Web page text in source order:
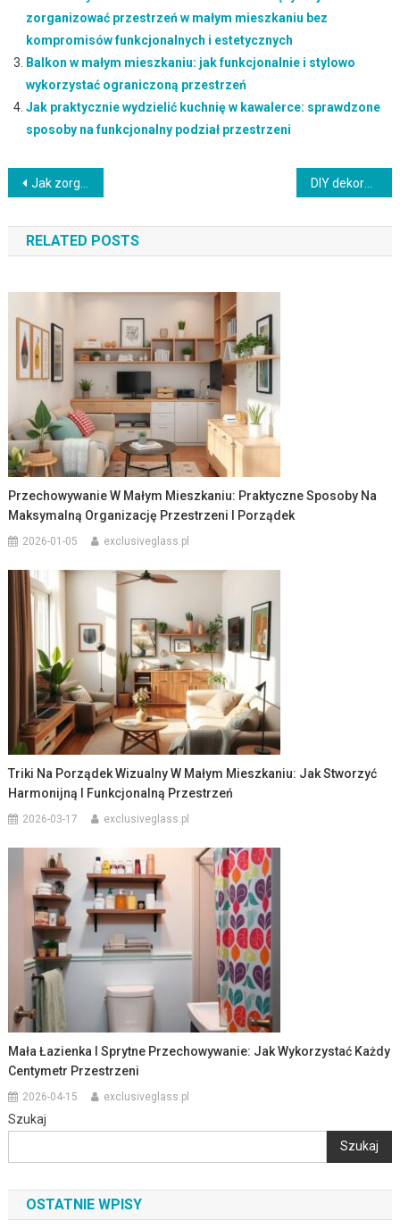
zorganizować przestrzeń w małym mieszkaniu bez
kompromisów funkcjonalnych i estetycznych
Balkon w małym mieszkaniu: jak funkcjonalnie i stylowo
wykorzystać ograniczoną przestrzeń
Jak praktycznie wydzielić kuchnię w kawalerce: sprawdzone
sposoby na funkcjonalny podział przestrzeni
Nawigacja
wpisu
Jak zorganizować przechowywanie dekoracji sezonowych, by zachować ich trwałość i porządek w domu DIY dekoracje do sypialni: jak stworzyć przytulną i oryginalną przestrzeń własnoręcznie
RELATED POSTS
Przechowywanie W Małym Mieszkaniu: Praktyczne Sposoby Na
Maksymalną Organizację Przestrzeni I Porządek
2026-01-05 exclusiveglass.pl
Triki Na Porządek Wizualny W Małym Mieszkaniu: Jak Stworzyć
Harmonijną I Funkcjonalną Przestrzeń
2026-03-17 exclusiveglass.pl
Mała Łazienka I Sprytne Przechowywanie: Jak Wykorzystać Każdy
Centymetr Przestrzeni
2026-04-15 exclusiveglass.pl
Szukaj
Szukaj
OSTATNIE WPISY